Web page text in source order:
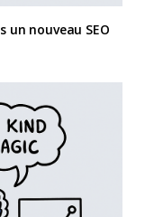
un nouveau SEO